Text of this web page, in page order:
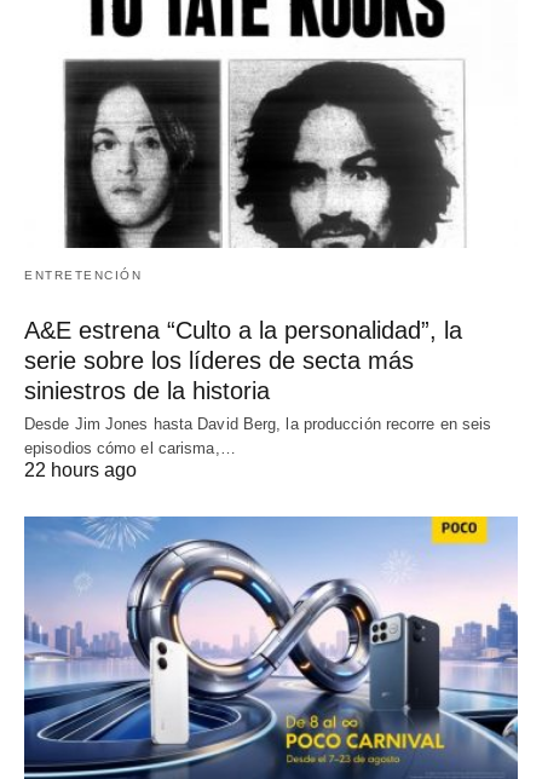
ENTRETENCIÓN
A&E estrena “Culto a la personalidad”, la
serie sobre los líderes de secta más
siniestros de la historia
Desde Jim Jones hasta David Berg, la producción recorre en seis
episodios cómo el carisma,…
22 hours ago